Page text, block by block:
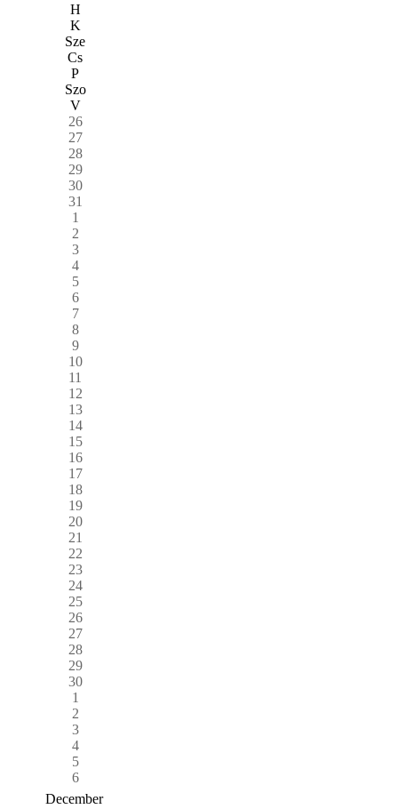
H
K
Sze
Cs
P
Szo
V
26
27
28
29
30
31
1
2
3
4
5
6
7
8
9
10
11
12
13
14
15
16
17
18
19
20
21
22
23
24
25
26
27
28
29
30
1
2
3
4
5
6
December